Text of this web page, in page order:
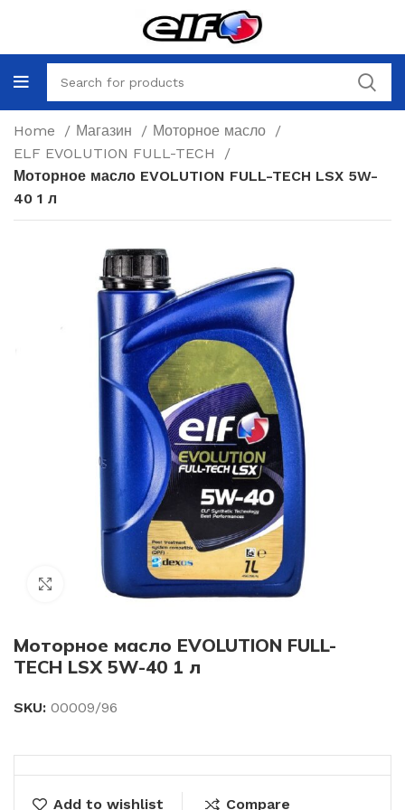
Home Магазин
Моторное масло
ELF EVOLUTION FULL-TECH
Моторное масло EVOLUTION FULL-TECH LSX 5W-
40 1 л
Click to enlarge
Моторное масло EVOLUTION FULL-
TECH LSX 5W-40 1 л
SKU: 00009/96
Add to wishlist Compare